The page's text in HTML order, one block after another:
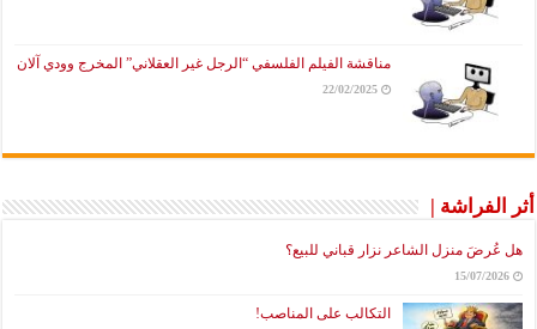
مناقشة الفيلم الفلسفي “الرجل غير العقلاني” المخرج وودي آلان
22/02/2025
أثر الفراشة |
هل عُرضَ منزل الشاعر نزار قباني للبيع؟
15/07/2026
التكالب على المناصب!